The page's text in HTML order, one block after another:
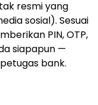
resmi yang
sosial). Sesuai
PIN, OTP,
siapapun —
bank.